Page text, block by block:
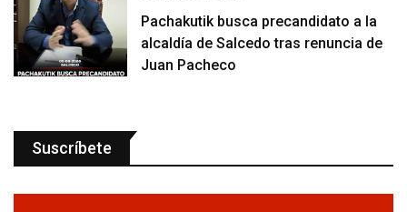
Pachakutik busca precandidato a la
alcaldía de Salcedo tras renuncia de
Juan Pacheco
Suscríbete